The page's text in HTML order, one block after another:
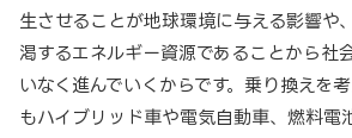
生させることが地球環境に与える影響や
渇するエネルギー資源であることから社
いなく進んでいくからです。乗り換えを
もハイブリッド車や電気自動車、燃料電